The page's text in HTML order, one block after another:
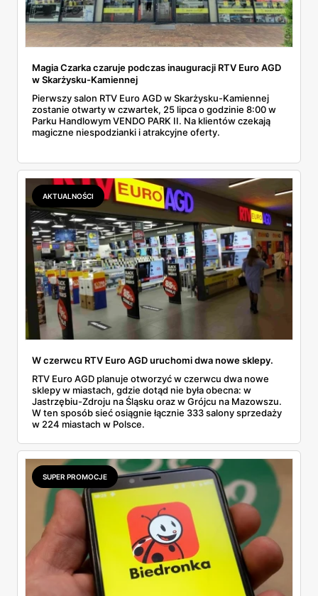
Magia Czarka czaruje podczas inauguracji RTV Euro AGD
w Skarżysku-Kamiennej
Pierwszy salon RTV Euro AGD w Skarżysku-Kamiennej
zostanie otwarty w czwartek, 25 lipca o godzinie 8:00 w
Parku Handlowym VENDO PARK II. Na klientów czekają
magiczne niespodzianki i atrakcyjne oferty.
AKTUALNOŚCI
W czerwcu RTV Euro AGD uruchomi dwa nowe sklepy.
RTV Euro AGD planuje otworzyć w czerwcu dwa nowe
sklepy w miastach, gdzie dotąd nie była obecna: w
Jastrzębiu-Zdroju na Śląsku oraz w Grójcu na Mazowszu.
W ten sposób sieć osiągnie łącznie 333 salony sprzedaży
w 224 miastach w Polsce.
SUPER PROMOCJE